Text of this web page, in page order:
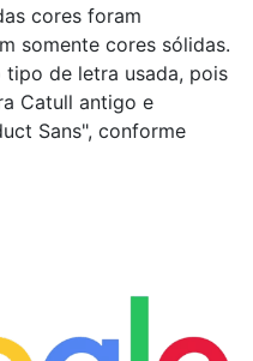
cores foram
somente cores sólidas.
de letra usada, pois
Catull antigo e
Sans", conforme